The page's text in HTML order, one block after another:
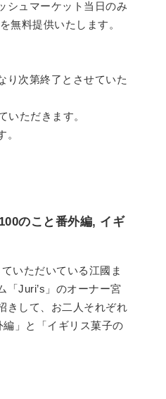
シュマーケット当日のみ
無料提供いたします。
り次第終了とさせていた
いただきます。
。
のこと番外編, イギ
いただいている江國ま
「Juri’s」のオーナー宮
きして、お二人それぞれ
」と「イギリス菓子の